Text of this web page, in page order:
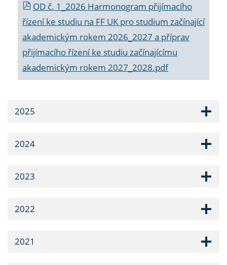
OD č. 1_2026 Harmonogram přijímacího
řízení ke studiu na FF UK pro studium začínající
akademickým rokem 2026_2027 a příprav
přijímacího řízení ke studiu začínajícímu
akademickým rokem 2027_2028.pdf
2025
2024
2023
2022
2021